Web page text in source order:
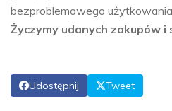
bezproblemowego
Życzymy udanych zakupów i
Udostępnij Tweet